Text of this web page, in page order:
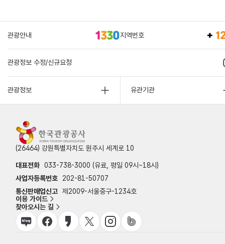
관광안내 지역번호
관광정보 수정/신규요청
관광정보 유관기관
(26464) 강원특별자치도 원주시 세계로 10
대표전화 033-738-3000 (유료, 평일 09시~18시)
사업자등록번호
202-81-50707
통신판매업신고 제2009-서울중구-1234호
이용 가이드
찾아오시는 길